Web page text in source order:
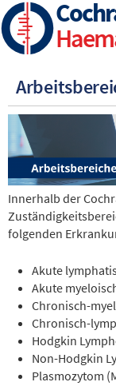
Skip
to
main
Innerhalb der
folgenden
Akute
Akute
Chronisch-
Chronisch-
Hodgkin
Non-Hodgkin
Plasmozytom